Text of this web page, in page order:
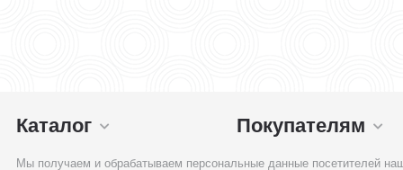
Каталог Покупателям
Мы получаем и обрабатываем персональные данные посетителей